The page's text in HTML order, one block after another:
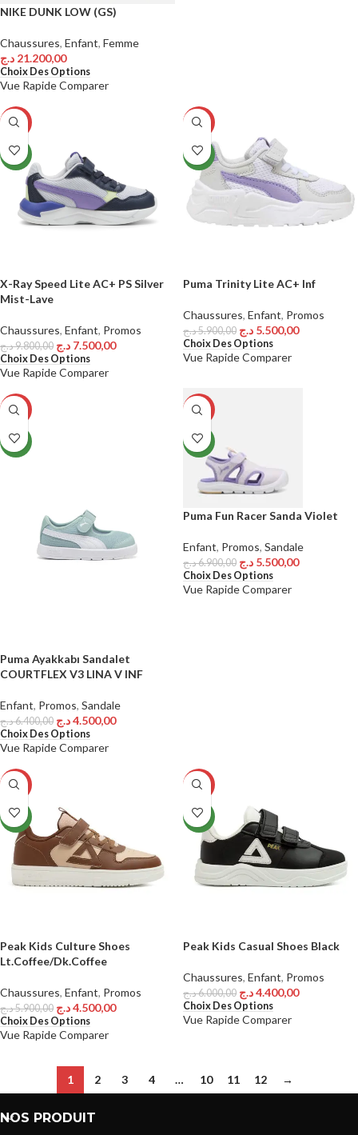
NIKE DUNK LOW (GS)
Chaussures, Enfant, Femme
21.200,00 د.ج
Choix Des Options
Vue RapideComparer
-23%
NEW
X-Ray Speed Lite AC+ PS Silver
Mist-Lave
Chaussures, Enfant, Promos
9.800,00د.ج 7.500,00 د.ج
Choix Des Options
Vue RapideComparer
-7%
NEW
Puma Trinity Lite AC+ Inf
Chaussures, Enfant, Promos
5.900,00د.ج 5.500,00 د.ج
Choix Des Options
Vue RapideComparer
-30%
NEW
Puma Ayakkabı Sandalet
COURTFLEX V3 LINA V INF
Enfant, Promos, Sandale
6.400,00د.ج 4.500,00د.ج
Choix Des Options
Vue RapideComparer
-20%
NEW
Puma Fun Racer Sanda Violet
Enfant, Promos, Sandale
6.900,00د.ج 5.500,00 د.ج
Choix Des Options
Vue RapideComparer
-24%
NEW
Peak Kids Culture Shoes
Lt.Coffee/Dk.Coffee
Chaussures, Enfant, Promos
5.900,00د.ج 4.500,00د.ج
Choix Des Options
Vue RapideComparer
-27%
NEW
Peak Kids Casual Shoes Black
Chaussures, Enfant, Promos
6.000,00د.ج 4.400,00د.ج
Choix Des Options
Vue RapideComparer
1 2 3 4 … 10 11 12 →
NOS PRODUIT